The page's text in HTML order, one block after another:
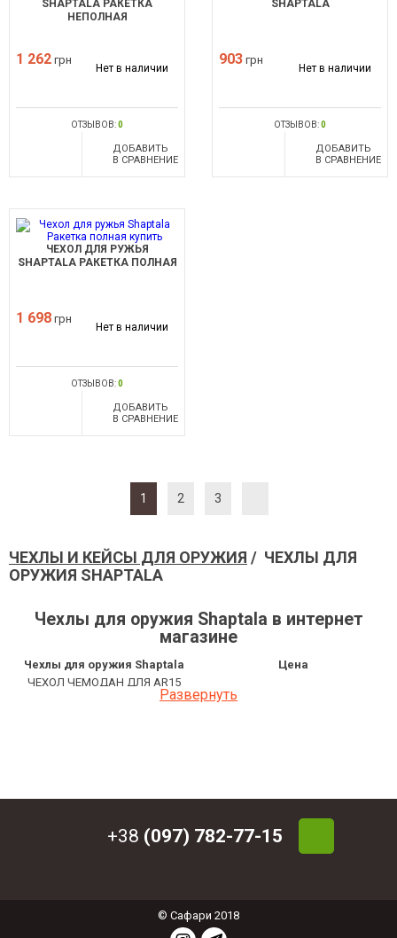
SHAPTALA РАКЕТКА
НЕПОЛНАЯ
1 262 грн
Нет в наличии
ОТЗЫВОВ:0
ДОБАВИТЬ
В СРАВНЕНИЕ
SHAPTALA
903 грн
Нет в наличии
ОТЗЫВОВ:0
ДОБАВИТЬ
В СРАВНЕНИЕ
ЧЕХОЛ ДЛЯ РУЖЬЯ
SHAPTALA РАКЕТКА ПОЛНАЯ
1 698 грн
Нет в наличии
ОТЗЫВОВ:0
ДОБАВИТЬ
В СРАВНЕНИЕ
1 2 3
ЧЕХЛЫ И КЕЙСЫ ДЛЯ ОРУЖИЯ / ЧЕХЛЫ ДЛЯ
ОРУЖИЯ SHAPTALA
Чехлы для оружия Shaptala в интернет
магазине
Чехлы для оружия Shaptala
Цена
ЧЕХОЛ ЧЕМОДАН ДЛЯ AR15
5 616.97 грн
РУЖЬЯ Shaptala С КАРМАНАМИ
3 215.27 грн
Развернуть
+38 (097) 782-77-15
© Сафари 2018